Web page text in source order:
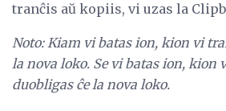
tranĉis aŭ kopiis, vi uzas la
Noto: Kiam vi batas ion, kion vi
la nova loko. Se vi batas ion, kion
duobligas ĉe la nova loko.